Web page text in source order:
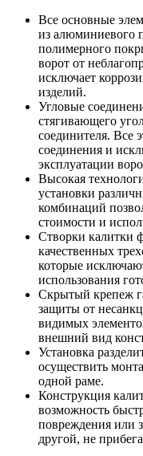
Все основные
из алюминиевого
полимерного
ворот от
исключает
изделий.
Угловые
стягивающего
соединителя. Все
соединения и
эксплуатации
Высокая
установки
комбинаций
стоимости и
Створки калитки
качественных
которые
использования
Скрытый крепеж
защиты от
видимых
внешний вид
Установка
осуществить
одной раме.
Конструкция
возможность
повреждения или
другой, не